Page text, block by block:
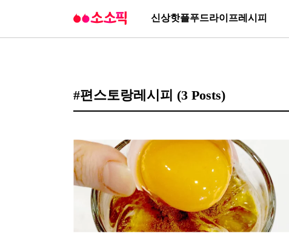
신상핫플푸드라이프레시피
#편스토랑레시피 (3 Posts)